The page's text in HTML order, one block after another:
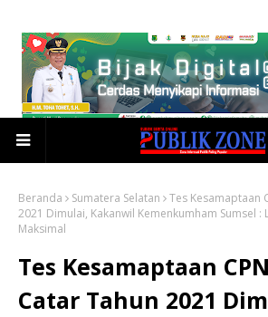
Beranda Sumatera Selatan
Tes Kesamaptaan
2021 Dimulai, Kakanwil Kemenkumham Sumsel :
Maksimal
Tes Kesamaptaan
Catar Tahun 2021